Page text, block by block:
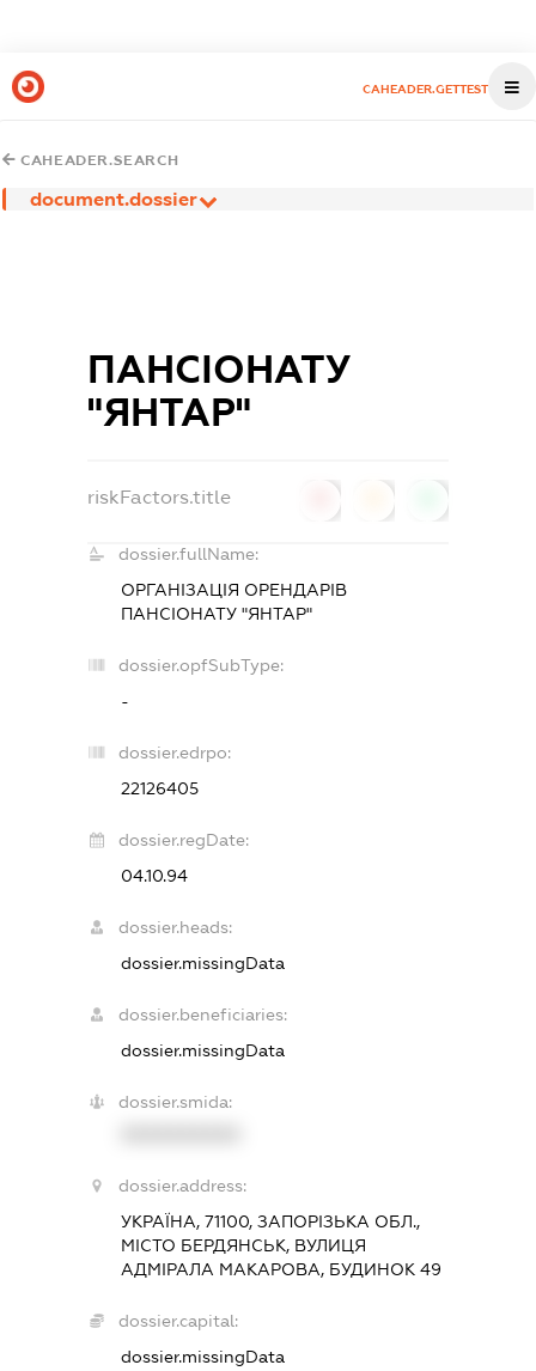
CAHEADER.GETTEST
CAHEADER.SEARCH
document.dossier
ПАНСІОНАТУ
"ЯНТАР"
riskFactors.title
dossier.fullName:
ОРГАНІЗАЦІЯ ОРЕНДАРІВ
ПАНСІОНАТУ "ЯНТАР"
dossier.opfSubType:
-
dossier.edrpo:
22126405
dossier.regDate:
04.10.94
dossier.heads:
dossier.missingData
dossier.beneficiaries:
dossier.missingData
dossier.smida:
dossier.address:
УКРАЇНА, 71100, ЗАПОРІЗЬКА ОБЛ.,
МІСТО БЕРДЯНСЬК, ВУЛИЦЯ
АДМІРАЛА МАКАРОВА, БУДИНОК 49
dossier.capital:
dossier.missingData